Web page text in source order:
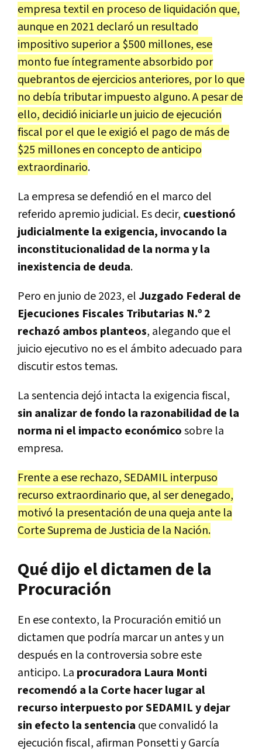
empresa textil en proceso de liquidación que,
aunque en 2021 declaró un resultado
impositivo superior a $500 millones, ese
monto fue íntegramente absorbido por
quebrantos de ejercicios anteriores, por lo que
no debía tributar impuesto alguno. A pesar de
ello, decidió iniciarle un juicio de ejecución
fiscal por el que le exigió el pago de más de
$25 millones en concepto de anticipo
extraordinario.
La empresa se defendió en el marco del
referido apremio judicial. Es decir, cuestionó
judicialmente la exigencia, invocando la
inconstitucionalidad de la norma y la
inexistencia de deuda.
Pero en junio de 2023, elJuzgado Federal de
Ejecuciones Fiscales Tributarias N.º 2
rechazó ambos planteos, alegando que el
juicio ejecutivo no es el ámbito adecuado para
discutir estos temas.
La sentencia dejó intacta la exigencia fiscal,
sin analizar de fondo la razonabilidad de la
norma ni el impacto económicosobre la
empresa.
Frente a ese rechazo, SEDAMIL interpuso
recurso extraordinario que, al ser denegado,
motivó la presentación de una queja ante la
Corte Suprema de Justicia de la Nación.
Qué dijo el dictamen de la
Procuración
En ese contexto, la Procuración emitió un
dictamen que podría marcar un antes y un
después en la controversia sobre este
anticipo. La procuradora Laura Monti
recomendó a la Corte hacer lugar al
recurso interpuesto por SEDAMIL y dejar
sin efecto la sentencia que convalidó la
ejecución fiscal, afirman Ponsetti y García